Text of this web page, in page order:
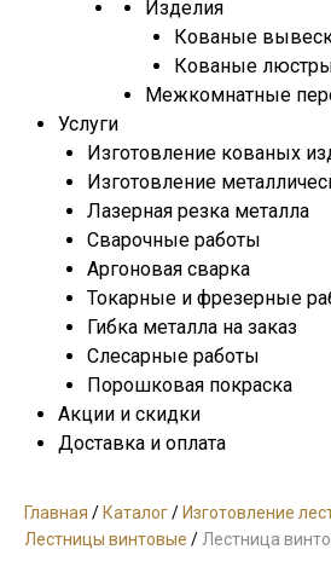
Изделия
Кованые
Кованые
Межкомнатные
Услуги
Изготовление кованых
Изготовление
Лазерная резка металла
Сварочные работы
Аргоновая сварка
Токарные и фрезерные
Гибка металла на заказ
Слесарные работы
Порошковая покраска
Акции и скидки
Доставка и оплата
Главная / Каталог/ Изготовление
Лестницы винтовые / Лестница